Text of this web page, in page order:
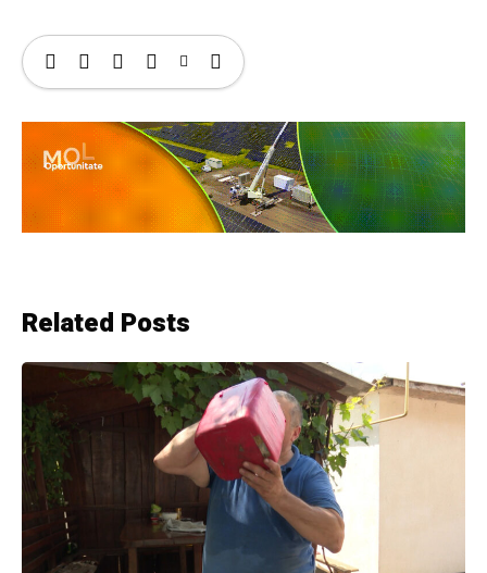
Related Posts